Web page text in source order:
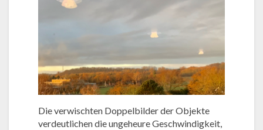
Die verwischten Doppelbilder der Objekte
verdeutlichen die ungeheure Geschwindigkeit,